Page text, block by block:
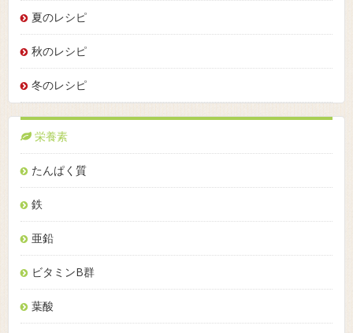
夏のレシピ
秋のレシピ
冬のレシピ
栄養素
たんぱく質
鉄
亜鉛
ビタミンB群
葉酸